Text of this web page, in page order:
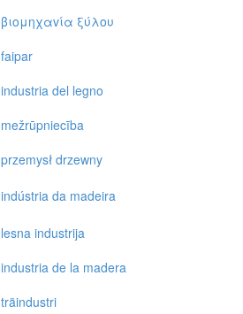
βιoμηχαvία ξύλoυ
faipar
industria del legno
mežrūpniecība
przemysł drzewny
indústria da madeira
lesna industrija
industria de la madera
träindustri